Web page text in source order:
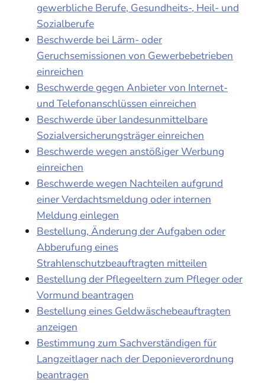
gewerbliche Berufe, Gesundheits-, Heil- und
Sozialberufe
Beschwerde bei Lärm- oder
Geruchsemissionen von Gewerbebetrieben
einreichen
Beschwerde gegen Anbieter von Internet-
und Telefonanschlüssen einreichen
Beschwerde über landesunmittelbare
Sozialversicherungsträger einreichen
Beschwerde wegen anstößiger Werbung
einreichen
Beschwerde wegen Nachteilen aufgrund
einer Verdachtsmeldung oder internen
Meldung einlegen
Bestellung, Änderung der Aufgaben oder
Abberufung eines
Strahlenschutzbeauftragten mitteilen
Bestellung der Pflegeeltern zum Pfleger oder
Vormund beantragen
Bestellung eines Geldwäschebeauftragten
anzeigen
Bestimmung zum Sachverständigen für
Langzeitlager nach der Deponieverordnung
beantragen